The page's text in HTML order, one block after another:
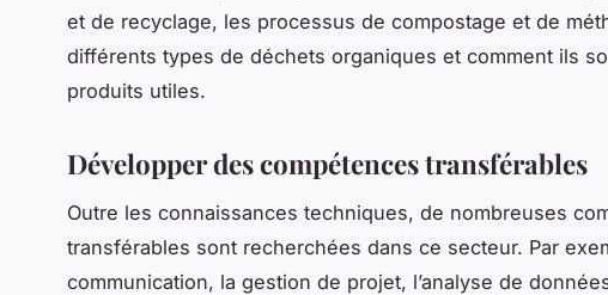
et de recyclage, les processus de compostage et de
différents types de déchets organiques et comment ils
produits utiles.
Développer des compétences transférables
Outre les connaissances techniques, de nombreuses
transférables sont recherchées dans ce secteur. Par
communication, la gestion de projet, l’analyse de